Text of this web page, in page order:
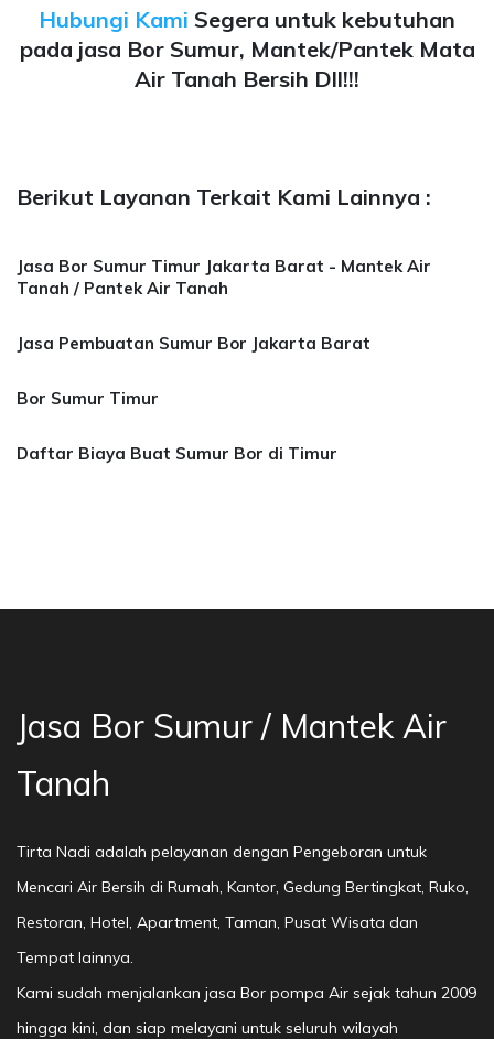
Hubungi Kami Segera untuk kebutuhan
pada jasa Bor Sumur, Mantek/Pantek Mata
Air Tanah Bersih Dll!!!
Berikut Layanan Terkait Kami Lainnya :
Jasa Bor Sumur Timur Jakarta Barat - Mantek Air
Tanah / Pantek Air Tanah
Jasa Pembuatan Sumur Bor Jakarta Barat
Bor Sumur Timur
Daftar Biaya Buat Sumur Bor di Timur
Jasa Bor Sumur / Mantek Air
Tanah
Tirta Nadi adalah pelayanan dengan Pengeboran untuk
Mencari Air Bersih di Rumah, Kantor, Gedung Bertingkat, Ruko,
Restoran, Hotel, Apartment, Taman, Pusat Wisata dan
Tempat lainnya.
Kami sudah menjalankan jasa Bor pompa Air sejak tahun 2009
hingga kini, dan siap melayani untuk seluruh wilayah